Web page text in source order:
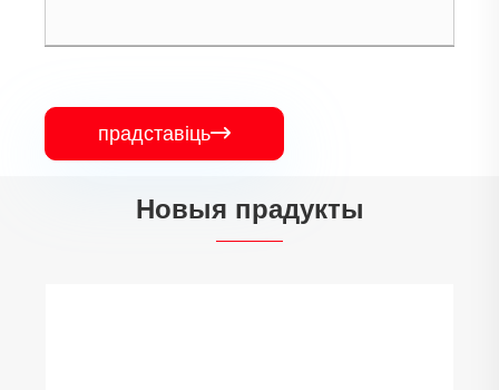
прадставіць
Новыя прадукты